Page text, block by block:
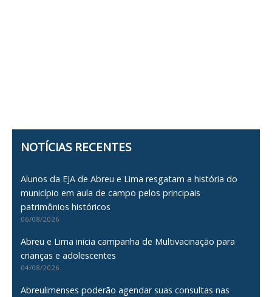
NOTÍCIAS RECENTES
Alunos da EJA de Abreu e Lima resgatam a história do
município em aula de campo pelos principais
patrimônios históricos
06/08/2026
Abreu e Lima inicia campanha de Multivacinação para
crianças e adolescentes
04/08/2026
Abreulimenses poderão agendar suas consultas nas